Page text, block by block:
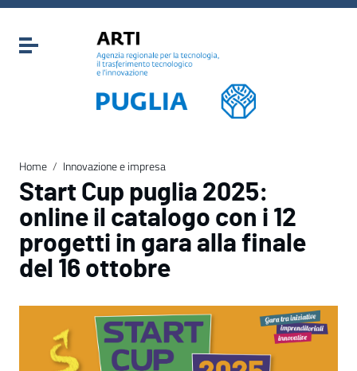
Vai ai contenuti
Vai al menu di navigazione
Vai al footer
Attiva / disattiva la navigazione
Home / Innovazione e impresa
Start Cup puglia 2025:
online il catalogo con i 12
progetti in gara alla finale
del 16 ottobre